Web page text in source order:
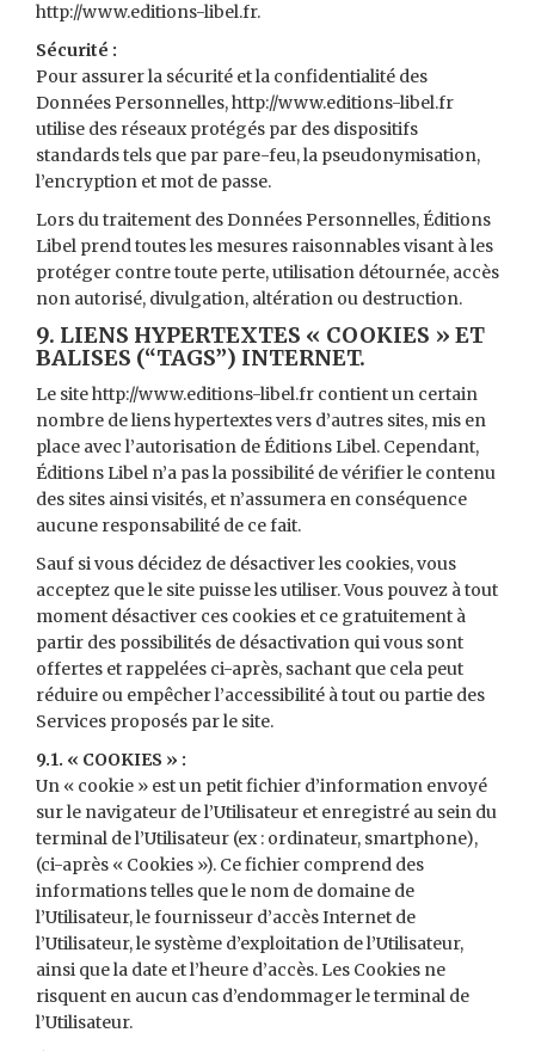
http://www.editions-libel.fr.
Sécurité :
Pour assurer la sécurité et la confidentialité des
Données Personnelles, http://www.editions-libel.fr
utilise des réseaux protégés par des dispositifs
standards tels que par pare-feu, la pseudonymisation,
l’encryption et mot de passe.
Lors du traitement des Données Personnelles, Éditions
Libel prend toutes les mesures raisonnables visant à les
protéger contre toute perte, utilisation détournée, accès
non autorisé, divulgation, altération ou destruction.
9. LIENS HYPERTEXTES « COOKIES » ET
BALISES (“TAGS”) INTERNET.
Le site http://www.editions-libel.fr contient un certain
nombre de liens hypertextes vers d’autres sites, mis en
place avec l’autorisation de Éditions Libel. Cependant,
Éditions Libel n’a pas la possibilité de vérifier le contenu
des sites ainsi visités, et n’assumera en conséquence
aucune responsabilité de ce fait.
Sauf si vous décidez de désactiver les cookies, vous
acceptez que le site puisse les utiliser. Vous pouvez à tout
moment désactiver ces cookies et ce gratuitement à
partir des possibilités de désactivation qui vous sont
offertes et rappelées ci-après, sachant que cela peut
réduire ou empêcher l’accessibilité à tout ou partie des
Services proposés par le site.
9.1. « COOKIES » :
Un « cookie » est un petit fichier d’information envoyé
sur le navigateur de l’Utilisateur et enregistré au sein du
terminal de l’Utilisateur (ex : ordinateur, smartphone),
(ci-après « Cookies »). Ce fichier comprend des
informations telles que le nom de domaine de
l’Utilisateur, le fournisseur d’accès Internet de
l’Utilisateur, le système d’exploitation de l’Utilisateur,
ainsi que la date et l’heure d’accès. Les Cookies ne
risquent en aucun cas d’endommager le terminal de
l’Utilisateur.